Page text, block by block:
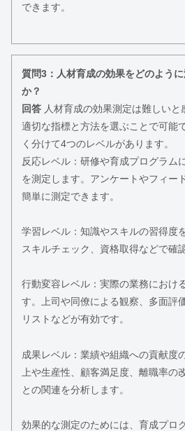
できます。
質問3：人材育成の効果をどのよう
か？
回答 人材育成の効果測定は難しいと
適切な指標と方法を選ぶことで可能
く分けて4つのレベルがあります。
反応レベル：研修や育成プログラム
を測定します。アンケートやフィー
簡単に測定できます。
学習レベル：知識やスキルの習得度
スキルチェック、資格取得などで確
行動変容レベル：実際の業務におけ
す。上司や同僚による観察、多面評
リストなどが有効です。
成果レベル：業績や組織への貢献度
上や生産性、顧客満足度、離職率の
との関連を分析します。
効果的な測定のためには、育成プロ